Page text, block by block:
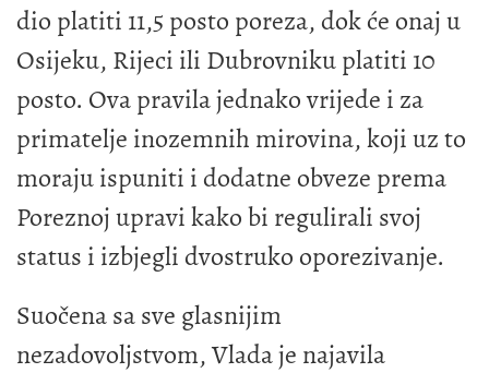
dio platiti 11,5 posto poreza, dok će onaj u
Osijeku, Rijeci ili Dubrovniku platiti 10
posto. Ova pravila jednako vrijede i za
primatelje inozemnih mirovina, koji uz to
moraju ispuniti i dodatne obveze prema
Poreznoj upravi kako bi regulirali svoj
status i izbjegli dvostruko oporezivanje.
Suočena sa sve glasnijim
nezadovoljstvom, Vlada je najavila